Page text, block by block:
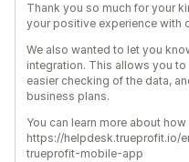
Thank you so much for your
your positive experience with
We also wanted to let you
integration. This allows you
easier checking of the data,
business plans.
You can learn more about
https://helpdesk.trueprofit.io/
trueprofit-mobile-app